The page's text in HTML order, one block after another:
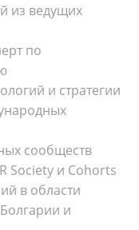
из ведущих
по
и стратегии
сообществ
Society и Cohorts
в области
и